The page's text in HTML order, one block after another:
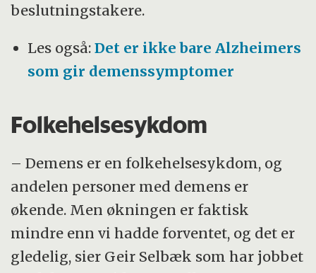
beslutningstakere.
Les også:Det er ikke bare Alzheimers
som gir demenssymptomer
Folkehelsesykdom
– Demens er en folkehelsesykdom, og
andelen personer med demens er
økende. Men økningen er faktisk
mindre enn vi hadde forventet, og det er
gledelig, sier Geir Selbæk som har jobbet